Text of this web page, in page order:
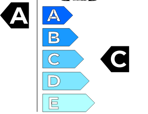
A A
B
C
D
E
C